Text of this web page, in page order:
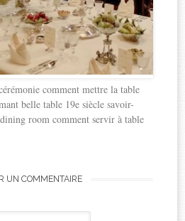
comment mettre la table
belle table 19e siècle savoir-
room comment servir à table
UN COMMENTAIRE